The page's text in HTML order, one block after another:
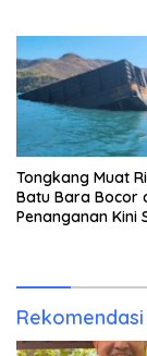
Tongkang Muat
Batu Bara Bocor
Penanganan Kini